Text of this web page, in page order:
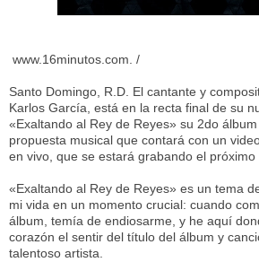
www.16minutos.com. /
Santo Domingo, R.D. El cantante y
Karlos García, está en la recta final de su
«Exaltando al Rey de Reyes» su 2do
propuesta musical que contará con un
en vivo, que se estará grabando el próximo
«Exaltando al Rey de Reyes» es un tema
mi vida en un momento crucial: cuando
álbum, temía de endiosarme, y he aquí
corazón el sentir del título del álbum y
talentoso artista.